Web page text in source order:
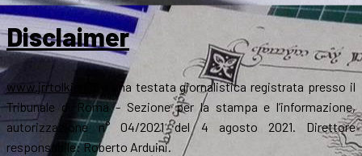
Disclaimer
www.jrrtolkien.it
è una testata giornalistica registrata presso il
Tribunale di Roma - Sezione per la stampa e l’informazione,
autorizzazione n° 04/2021 del 4 agosto 2021. Direttore
responsabile: Roberto Arduini.